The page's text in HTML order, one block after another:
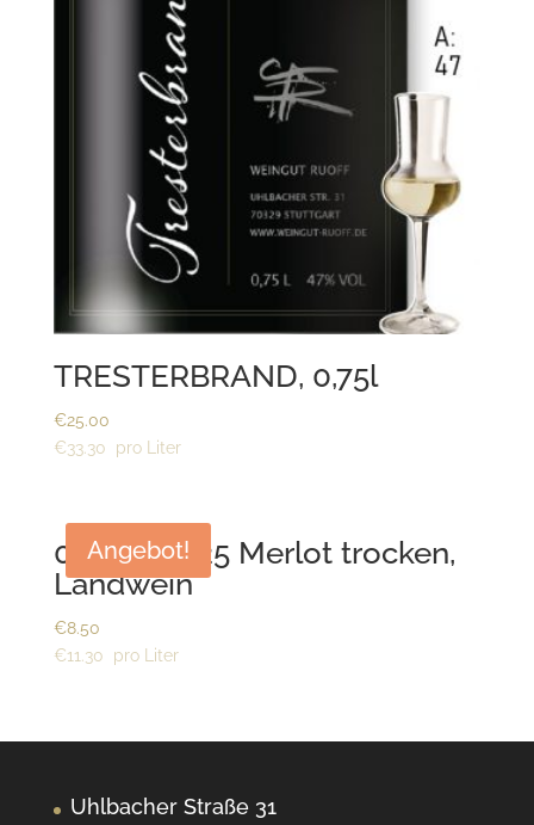
TRESTERBRAND, 0,75l
€33.30
€25.00
Angebot!
0,75 l – 2025 Merlot trocken,
Landwein
€11.30
€8.50
Uhlbacher Straße 31